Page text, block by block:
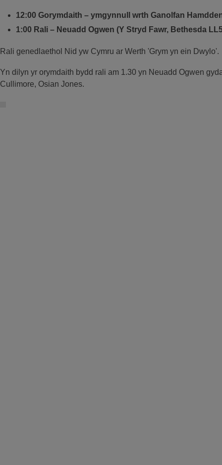
12:00 Gorymdaith – ymgynnull wrth Ganolfan
1:00 Rali – Neuadd Ogwen (Y Stryd Fawr, Bethesda
Rali genedlaethol Nid yw Cymru ar Werth 'Grym yn ein Dwylo'.
Yn dilyn yr orymdaith bydd rali am 1.30 yn Neuadd Ogwen
Cullimore, Osian Jones.